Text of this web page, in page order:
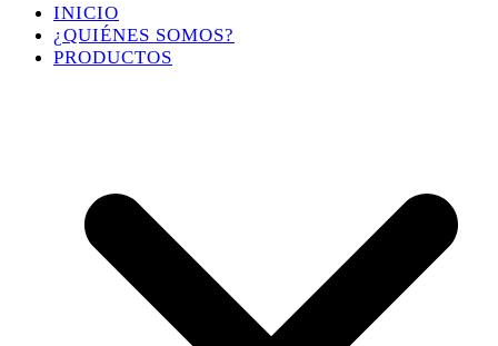
INICIO
¿QUIÉNES SOMOS?
PRODUCTOS